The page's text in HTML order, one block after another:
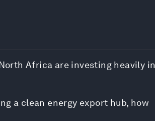
Africa are investing heavily in
a clean energy export hub, how